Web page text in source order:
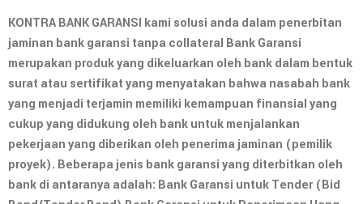
KONTRA BANK GARANSI kami solusi anda dalam penerbitan
jaminan bank garansi tanpa collateral Bank Garansi
merupakan produk yang dikeluarkan oleh bank dalam bentuk
surat atau sertifikat yang menyatakan bahwa nasabah bank
yang menjadi terjamin memiliki kemampuan finansial yang
cukup yang didukung oleh bank untuk menjalankan
pekerjaan yang diberikan oleh penerima jaminan (pemilik
proyek). Beberapa jenis bank garansi yang diterbitkan oleh
bank di antaranya adalah: Bank Garansi untuk Tender (Bid